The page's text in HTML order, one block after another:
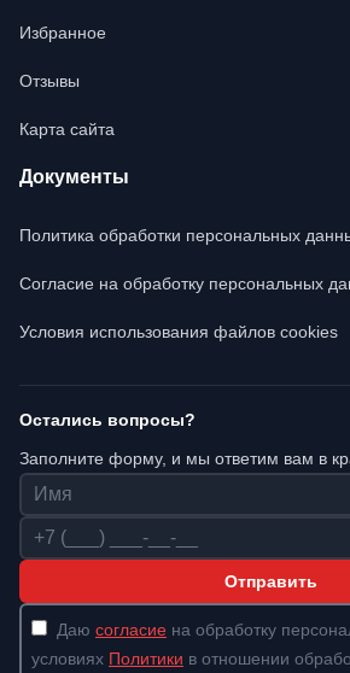
Избранное
Отзывы
Карта сайта
Документы
Политика обработки персональных
Согласие на обработку персональных
Условия использования файлов cookies
Остались вопросы?
Заполните форму, и мы ответим вам в
Имя
Телефон
Отправить
Даю согласие на обработку
условиях Политики в отношении